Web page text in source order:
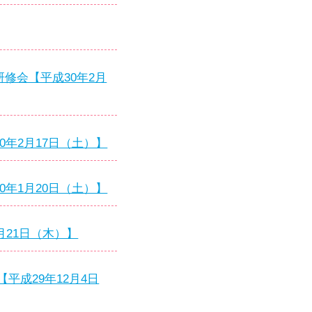
会【平成30年2月
2月17日（土）】
1月20日（土）】
日（木）】
成29年12月4日